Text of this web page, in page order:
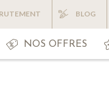
BLOG
NOS OFFRES